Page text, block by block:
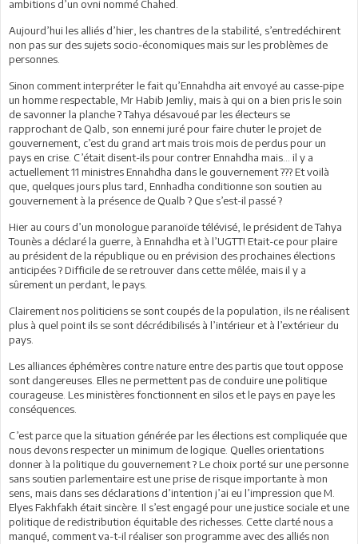
ambitions d’un ovni nommé Chahed.
Aujourd’hui les alliés d’hier, les chantres de la stabilité, s’entredéchirent
non pas sur des sujets socio-économiques mais sur les problèmes de
personnes.
Sinon comment interpréter le fait qu’Ennahdha ait envoyé au casse-pipe
un homme respectable, Mr Habib Jemliy, mais à qui on a bien pris le soin
de savonner la planche ? Tahya désavoué par les électeurs se
rapprochant de Qalb, son ennemi juré pour faire chuter le projet de
gouvernement, c’est du grand art mais trois mois de perdus pour un
pays en crise. C’était disent-ils pour contrer Ennahdha mais… il y a
actuellement 11 ministres Ennahdha dans le gouvernement ??? Et voilà
que, quelques jours plus tard, Ennhadha conditionne son soutien au
gouvernement à la présence de Qualb ? Que s’est-il passé ?
Hier au cours d’un monologue paranoïde télévisé, le président de Tahya
Tounès a déclaré la guerre, à Ennahdha et à l’UGTT! Etait-ce pour plaire
au président de la république ou en prévision des prochaines élections
anticipées ? Difficile de se retrouver dans cette mêlée, mais il y a
sûrement un perdant, le pays.
Clairement nos politiciens se sont coupés de la population, ils ne réalisent
plus à quel point ils se sont décrédibilisés à l’intérieur et à l’extérieur du
pays.
Les alliances éphémères contre nature entre des partis que tout oppose
sont dangereuses. Elles ne permettent pas de conduire une politique
courageuse. Les ministères fonctionnent en silos et le pays en paye les
conséquences.
C’est parce que la situation générée par les élections est compliquée que
nous devons respecter un minimum de logique. Quelles orientations
donner à la politique du gouvernement ? Le choix porté sur une personne
sans soutien parlementaire est une prise de risque importante à mon
sens, mais dans ses déclarations d’intention j’ai eu l’impression que M.
Elyes Fakhfakh était sincère. Il s’est engagé pour une justice sociale et une
politique de redistribution équitable des richesses. Cette clarté nous a
manqué, comment va-t-il réaliser son programme avec des alliés non